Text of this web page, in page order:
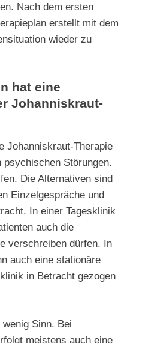
Nach dem ersten
erstellt mit dem
wieder zu
hat eine
Johanniskraut-
Johanniskraut-Therapie
Störungen.
Die Alternativen sind
Einzelgespräche und
In einer Tagesklinik
auch die
verschreiben dürfen. In
auch eine stationäre
in Betracht gezogen
Sinn. Bei
meistens auch eine